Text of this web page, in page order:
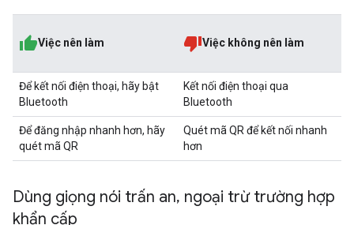
Việc nên làm Việc không nên làm
Để kết nối điện thoại, hãy bật
Bluetooth
Kết nối điện thoại qua
Bluetooth
Để đăng nhập nhanh hơn, hãy
quét mã QR
Quét mã QR để kết nối nhanh
hơn
Dùng giọng nói trấn an, ngoại trừ trường hợp
khẩn cấp